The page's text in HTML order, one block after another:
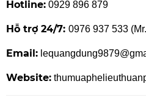
Hotline: 0929 896 879
Hỗ trợ 24/7: 0976 937 533
Email:
Website: